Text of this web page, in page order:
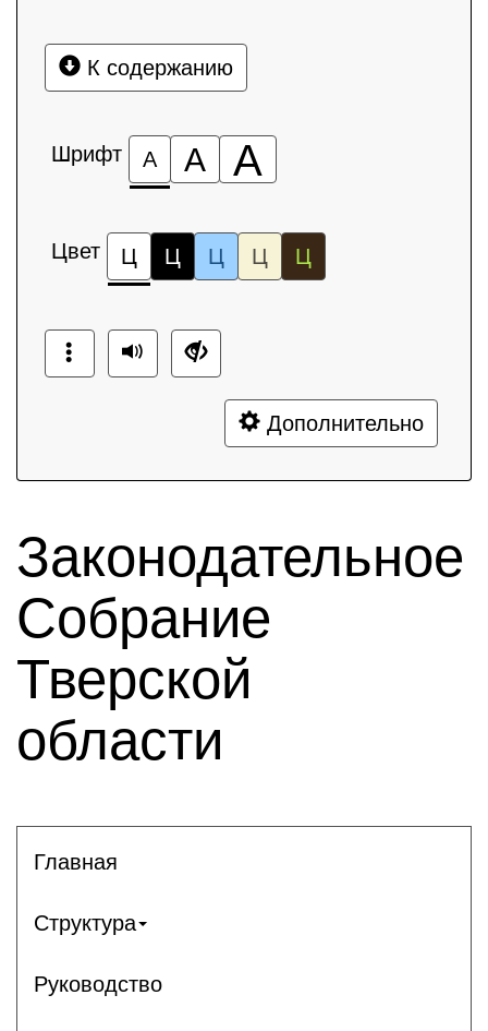
К содержанию
Шрифт А А А
Цвет Ц Ц Ц Ц Ц
Дополнительно
Законодательное
Собрание
Тверской
области
Главная
Структура
Руководство